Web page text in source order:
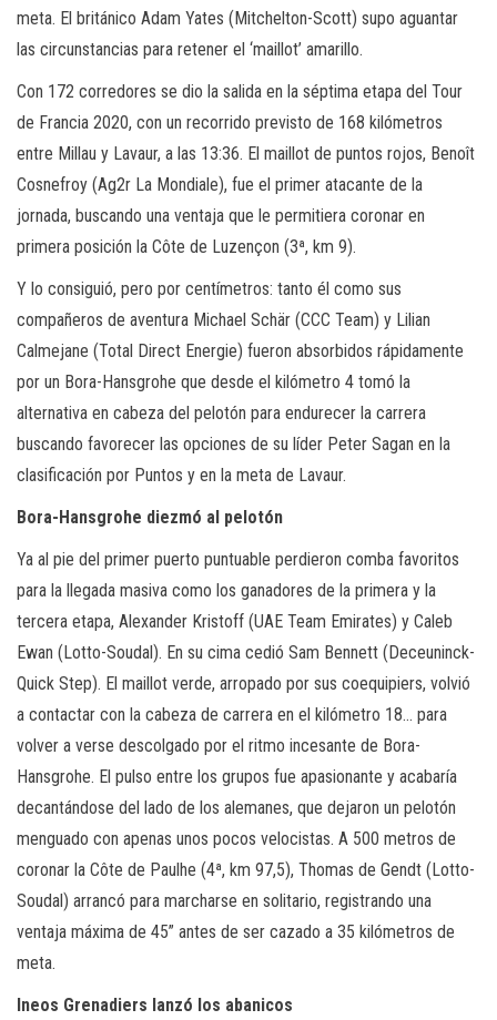
meta. El británico Adam Yates (Mitchelton-Scott) supo aguantar
las circunstancias para retener el ‘maillot’ amarillo.
Con 172 corredores se dio la salida en la séptima etapa del Tour
de Francia 2020, con un recorrido previsto de 168 kilómetros
entre Millau y Lavaur, a las 13:36. El maillot de puntos rojos, Benoît
Cosnefroy (Ag2r La Mondiale), fue el primer atacante de la
jornada, buscando una ventaja que le permitiera coronar en
primera posición la Côte de Luzençon (3ª, km 9).
Y lo consiguió, pero por centímetros: tanto él como sus
compañeros de aventura Michael Schär (CCC Team) y Lilian
Calmejane (Total Direct Energie) fueron absorbidos rápidamente
por un Bora-Hansgrohe que desde el kilómetro 4 tomó la
alternativa en cabeza del pelotón para endurecer la carrera
buscando favorecer las opciones de su líder Peter Sagan en la
clasificación por Puntos y en la meta de Lavaur.
Bora-Hansgrohe diezmó al pelotón
Ya al pie del primer puerto puntuable perdieron comba favoritos
para la llegada masiva como los ganadores de la primera y la
tercera etapa, Alexander Kristoff (UAE Team Emirates) y Caleb
Ewan (Lotto-Soudal). En su cima cedió Sam Bennett (Deceuninck-
Quick Step). El maillot verde, arropado por sus coequipiers, volvió
a contactar con la cabeza de carrera en el kilómetro 18… para
volver a verse descolgado por el ritmo incesante de Bora-
Hansgrohe. El pulso entre los grupos fue apasionante y acabaría
decantándose del lado de los alemanes, que dejaron un pelotón
menguado con apenas unos pocos velocistas. A 500 metros de
coronar la Côte de Paulhe (4ª, km 97,5), Thomas de Gendt (Lotto-
Soudal) arrancó para marcharse en solitario, registrando una
ventaja máxima de 45” antes de ser cazado a 35 kilómetros de
meta.
Ineos Grenadiers lanzó los abanicos